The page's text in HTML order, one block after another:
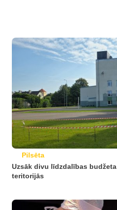
Pilsēta
Uzsāk divu līdzdalības
teritorijās